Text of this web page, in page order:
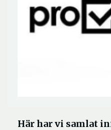
Här har vi samlat